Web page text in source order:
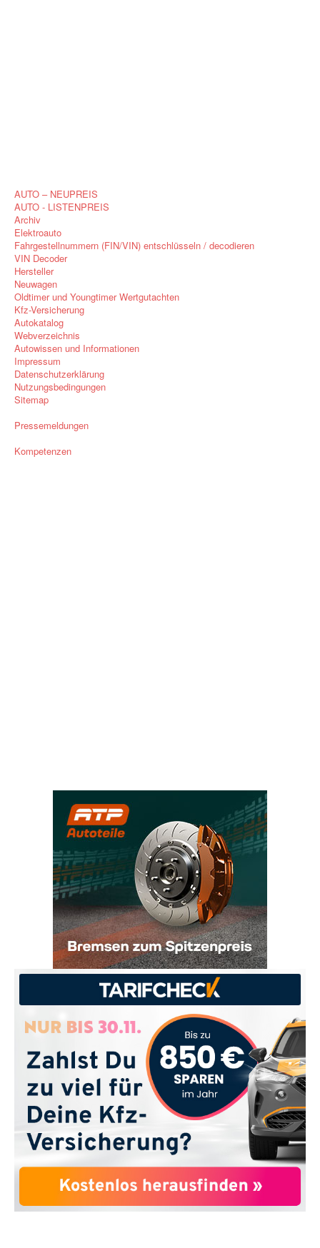
AUTO – NEUPREIS
AUTO - LISTENPREIS
Archiv
Elektroauto
Fahrgestellnummern (FIN/VIN) entschlüsseln / decodieren
VIN Decoder
Hersteller
Neuwagen
Oldtimer und Youngtimer Wertgutachten
Kfz-Versicherung
Autokatalog
Webverzeichnis
Autowissen und Informationen
Impressum
Datenschutzerklärung
Nutzungsbedingungen
Sitemap
Pressemeldungen
Kompetenzen